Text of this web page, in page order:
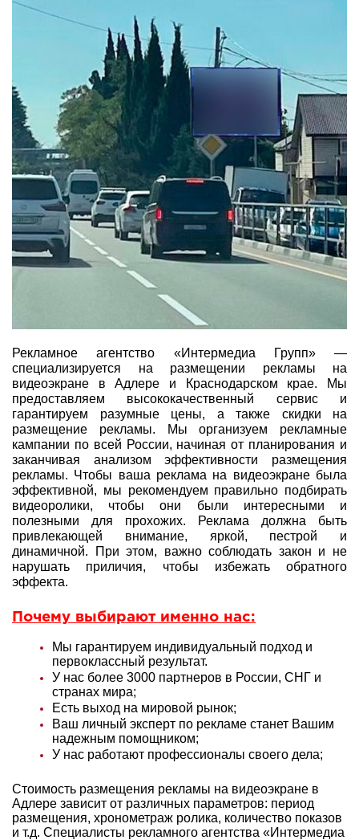
Рекламное агентство «Интермедиа Групп» —
специализируется на размещении рекламы на
видеоэкране в Адлере и Краснодарском крае. Мы
предоставляем высококачественный сервис и
гарантируем разумные цены, а также скидки на
размещение рекламы. Мы организуем рекламные
кампании по всей России, начиная от планирования и
заканчивая анализом эффективности размещения
рекламы. Чтобы ваша реклама на видеоэкране была
эффективной, мы рекомендуем правильно подбирать
видеоролики, чтобы они были интересными и
полезными для прохожих. Реклама должна быть
привлекающей внимание, яркой, пестрой и
динамичной. При этом, важно соблюдать закон и не
нарушать приличия, чтобы избежать обратного
эффекта.
Почему выбирают именно нас:
Мы гарантируем индивидуальный подход и
первоклассный результат.
У нас более 3000 партнеров в России, СНГ и
странах мира;
Есть выход на мировой рынок;
Ваш личный эксперт по рекламе станет Вашим
надежным помощником;
У нас работают профессионалы своего дела;
Стоимость размещения рекламы на видеоэкране в
Адлере зависит от различных параметров: период
размещения, хронометраж ролика, количество показов
и т.д. Специалисты рекламного агентства «Интермедиа